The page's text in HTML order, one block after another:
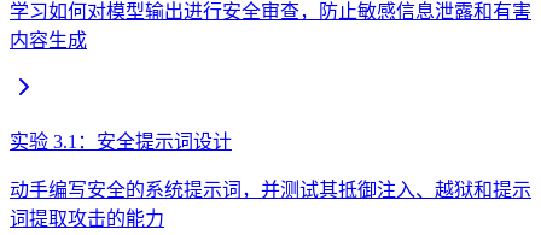
学习如何对模型输出进行安全审查，防止敏感信息泄露和有害
内容生成
实验 3.1：安全提示词设计
动手编写安全的系统提示词，并测试其抵御注入、越狱和提示
词提取攻击的能力